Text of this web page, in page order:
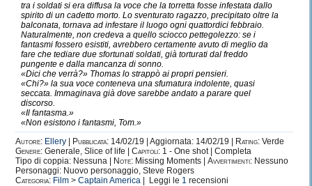
tra i soldati si era diffusa la voce che la torretta fosse infestata dallo
spirito di un cadetto morto. Lo sventurato ragazzo, precipitato oltre la
balconata, tornava ad infestare il luogo ogni quattordici febbraio.
Naturalmente, non credeva a quello sciocco pettegolezzo: se i
fantasmi fossero esistiti, avrebbero certamente avuto di meglio da
fare che tediare due sfortunati soldati, già torturati dal freddo
pungente e dalla mancanza di sonno.
«Dici che verrà?» Thomas lo strappò ai propri pensieri.
«Chi?» la sua voce conteneva una sfumatura indolente, quasi
seccata. Immaginava già dove sarebbe andato a parare quel
discorso.
«Il fantasma.»
«Non esistono i fantasmi, Tom.»
Autore: Ellery Pubblicata: 14/02/19 | Aggiornata: 14/02/19 | Rating: Verde
Genere: Generale, Slice of life | Capitoli: 1 - One shot | Completa
Tipo di coppia: Nessuna |
Note: Missing Moments | Avvertimenti: Nessuno
Personaggi: Nuovo personaggio, Steve Rogers
Categoria: Film > Captain America | Leggi le 1 recensioni